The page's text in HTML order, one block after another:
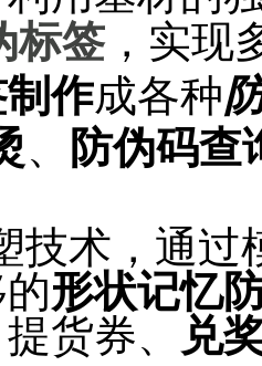
标签，实现
作成各种
、
防伪码查
术，通过
形状记忆
货券、
兑